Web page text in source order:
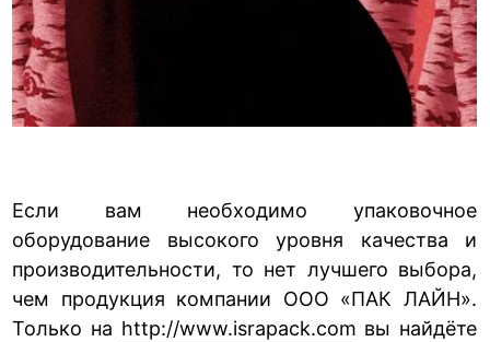
Если вам необходимо упаковочное
оборудование высокого уровня качества и
производительности, то нет лучшего выбора,
чем продукция компании ООО «ПАК ЛАЙН».
Только на http://www.israpack.com вы найдёте